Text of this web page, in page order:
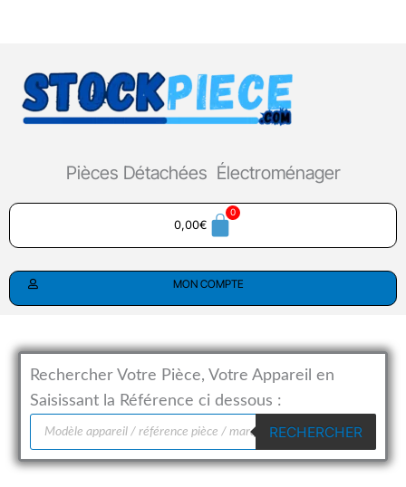
contenu
Pièces Détachées Électroménager
0,00€
MON COMPTE
Rechercher Votre Pièce, Votre Appareil en
Saisissant la Référence ci dessous :
Recherche
produits
RECHERCHER